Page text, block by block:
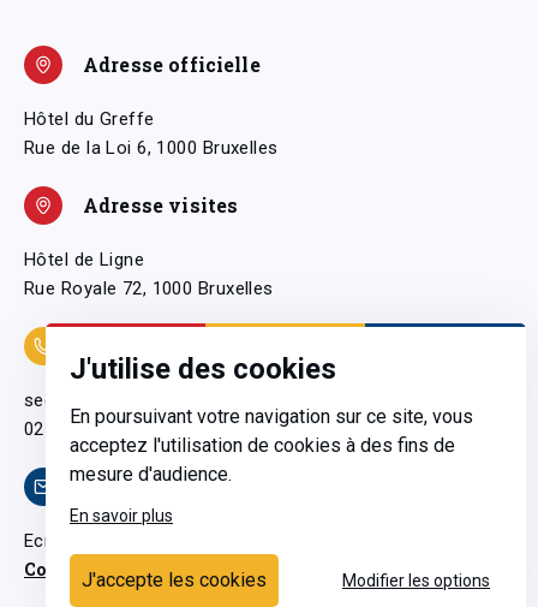
J'utilise des cookies
En poursuivant votre navigation sur ce site, vous
acceptez l'utilisation de cookies à des fins de
mesure d'audience.
En savoir plus
J'accepte les cookies Modifier les options
Adresse officielle
Hôtel du Greffe
Rue de la Loi 6, 1000 Bruxelles
Adresse visites
Hôtel de Ligne
Rue Royale 72, 1000 Bruxelles
secretariatgeneral@pfwb.be
02 506 38 11
Contact
Ecrivez-nous
Contactez-nous